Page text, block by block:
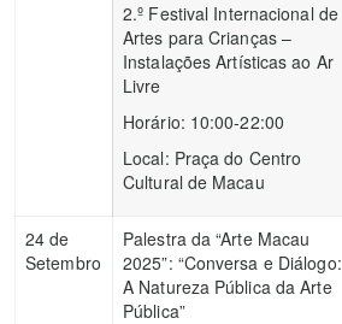
2.º Festival Internacional de
Artes para Crianças –
Instalações Artísticas ao Ar
Livre
Horário: 10:00-22:00
Local: Praça do Centro
Cultural de Macau
24 de
Setembro
Palestra da “Arte Macau
2025”: “Conversa e Diálogo:
A Natureza Pública da Arte
Pública”